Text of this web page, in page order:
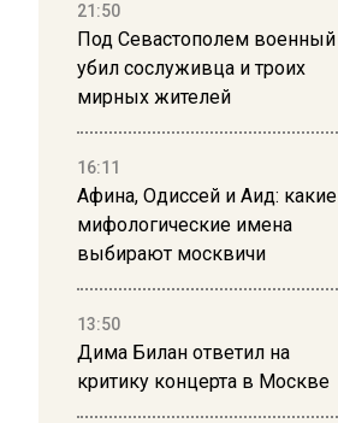
21:50
Под Севастополем военный
убил сослуживца и троих
мирных жителей
16:11
Афина, Одиссей и Аид: какие
мифологические имена
выбирают москвичи
13:50
Дима Билан ответил на
критику концерта в Москве